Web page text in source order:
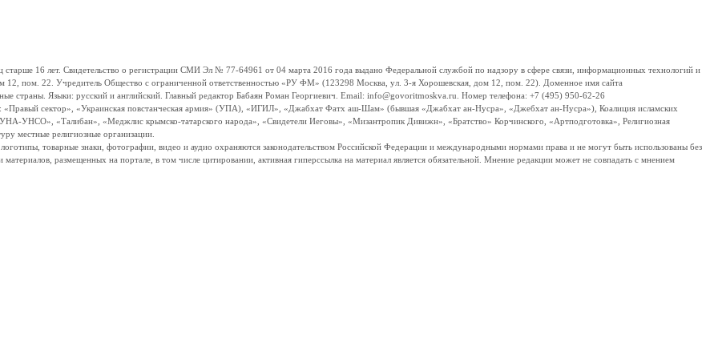
16 лет. Свидетельство о регистрации СМИ Эл № 77-64961 от 04 марта 2016 года выдано Федеральной службой по надзору в сфере связи, информационных технологий и
пом. 22. Учредитель Общество с ограниченной ответственностью «РУ ФМ» (123298 Москва, ул. 3-я Хорошевская, дом 12, пом. 22). Доменное имя сайта
страны. Языки: русский и английский. Главный редактор Бабаян Роман Георгиевич. Email: info@govoritmoskva.ru. Номер телефона: +7 (495) 950-62-26
«Правый сектор», «Украинская повстанческая армия» (УПА), «ИГИЛ», «Джабхат Фатх аш-Шам» (бывшая «Джабхат ан-Нусра», «Джебхат ан-Нусра»), Коалиция исламских
УНСО», «Талибан», «Меджлис крымско-татарского народа», «Свидетели Иеговы», «Мизантропик Дивижн», «Братство» Корчинского, «Артподготовка», Религиозная
местные религиозные организации.
товарные знаки, фотографии, видео и аудио охраняются законодательством Российской Федерации и международными нормами права и не могут быть использованы без
размещенных на портале, в том числе цитировании, активная гиперссылка на материал является обязательной. Мнение редакции может не совпадать с мнением